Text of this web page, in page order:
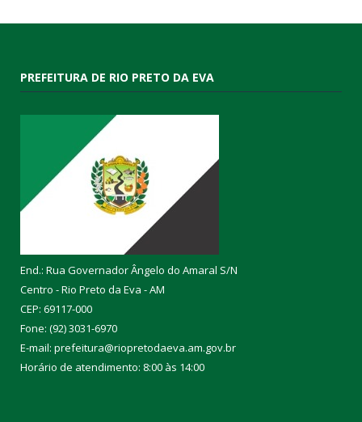
PREFEITURA DE RIO PRETO DA EVA
End.: Rua Governador Ângelo do Amaral S/N
Centro - Rio Preto da Eva - AM
CEP: 69117-000
Fone: (92) 3031-6970
E-mail: prefeitura@riopretodaeva.am.gov.br
Horário de atendimento: 8:00 às 14:00